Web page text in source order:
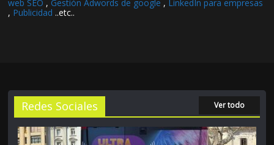
web SEO , Gestión Adwords de google ,
LinkedIn para empresas
, Publicidad ..etc..
Redes Sociales Ver todo